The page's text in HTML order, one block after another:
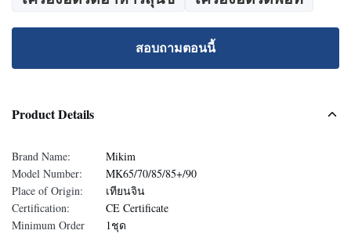
สอบถามตอนนี้
Product Details
Brand Name:
Mikim
Model Number:
MK65/70/85/85+/90
Place of Origin:
เทียนจิน
Certification:
CE Certificate
Minimum Order
1ชุด